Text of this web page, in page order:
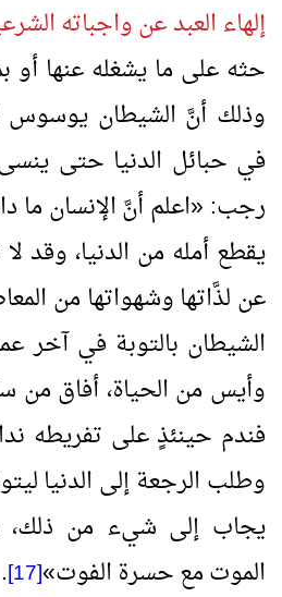
إلهاء العبد عن واجباته
حثه على ما يشغله عنها أو
وذلك أنَّ الشيطان يوسوس
في حبائل الدنيا حتى ينسى
رجب: «اعلم أنَّ الإنسان ما
يقطع أمله من الدنيا، وقد
عن لذَّاتها وشهواتها من
الشيطان بالتوبة في آخر
وأيس من الحياة، أفاق من
فندم حينئذٍ على تفريطه
وطلب الرجعة إلى الدنيا
يجاب إلى شيء من ذلك،
الموت مع حسرة الفوت»
[17]
.